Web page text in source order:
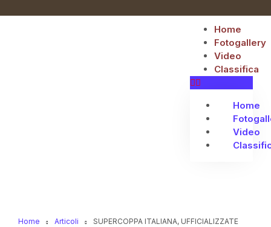
Home
Fotogallery
Video
Classifica
Home
Video
Home Articoli
SUPERCOPPA ITALIANA, UFFICIALIZZATE